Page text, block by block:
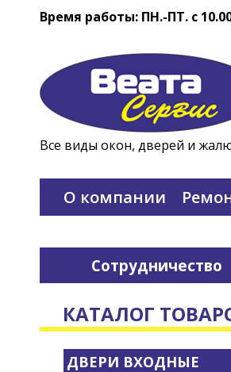
Время работы: ПН.-ПТ. c
Все виды окон, дверей и
О компании
Сотрудничество
КАТАЛОГ
ДВЕРИ ВХОДНЫЕ